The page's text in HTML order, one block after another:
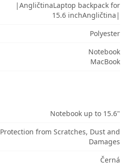
|AngličtinaLaptop backpack for
15.6 inchAngličtina|
Polyester
Notebook
MacBook
Notebook up to 15.6"
Protection from Scratches, Dust and
Damages
Černá